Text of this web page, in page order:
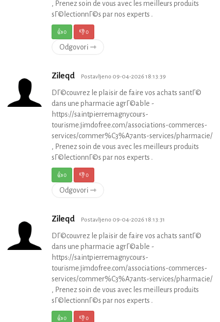
, Prenez soin de vous avec les meilleurs produits
sГ©lectionnГ©s par nos experts .
👍0 👎0
Odgovori ⇾
Zileqd Postavljeno 09-04-2026 18:13:39
DГ©couvrez le plaisir de faire vos achats santГ©
dans une pharmacie agrГ©able -
https://saintpierremagnycours-
tourisme.jimdofree.com/associations-commerces-
services/commer%C3%A7ants-services/pharmacie/
, Prenez soin de vous avec les meilleurs produits
sГ©lectionnГ©s par nos experts .
👍0 👎0
Odgovori ⇾
Zileqd Postavljeno 09-04-2026 18:13:31
DГ©couvrez le plaisir de faire vos achats santГ©
dans une pharmacie agrГ©able -
https://saintpierremagnycours-
tourisme.jimdofree.com/associations-commerces-
services/commer%C3%A7ants-services/pharmacie/
, Prenez soin de vous avec les meilleurs produits
sГ©lectionnГ©s par nos experts .
👍0 👎0